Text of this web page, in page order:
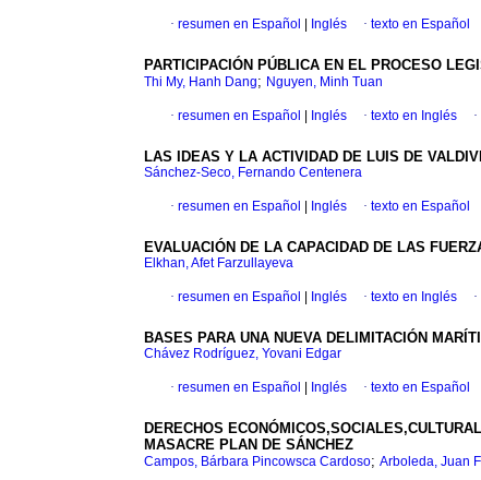
· resumen en Español Inglés · texto en Español
PARTICIPACIÓN PÚBLICA EN EL PROCESO
Thi My, Hanh Dang; Nguyen, Minh Tuan
· resumen en Español Inglés · texto en Inglés ·
LAS IDEAS Y LA ACTIVIDAD DE LUIS DE
Sánchez-Seco, Fernando Centenera
· resumen en Español Inglés · texto en Español
EVALUACIÓN DE LA CAPACIDAD DE LAS
Elkhan, Afet Farzullayeva
· resumen en Español Inglés · texto en Inglés ·
BASES PARA UNA NUEVA DELIMITACIÓN
Chávez Rodríguez, Yovani Edgar
· resumen en Español Inglés · texto en Español
DERECHOS
MASACRE PLAN DE SÁNCHEZ
Campos, Bárbara Pincowsca Cardoso; Arboleda, Juan